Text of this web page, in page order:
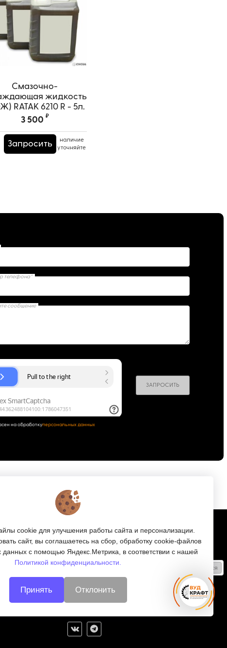
Смазочно-
жидкость
RATAK 6210 R - 5л.
3 500 ₽
Запросить
наличие
уточняйте
телефона*
сообщение
ЗАПРОСИТЬ
на обработкуперсональных данных
Подписка
Получайте только полезные статьи!
Подписаться
персональных данных
Мы в соцсетях:
cookie для улучшения работы сайта и персонализации.
сайт, вы соглашаетесь на сбор, обработку cookie-файлов
данных с помощью Яндекс.Метрика, в соответствии с нашей
Политикой конфиденциальности.
Принять Отклонить